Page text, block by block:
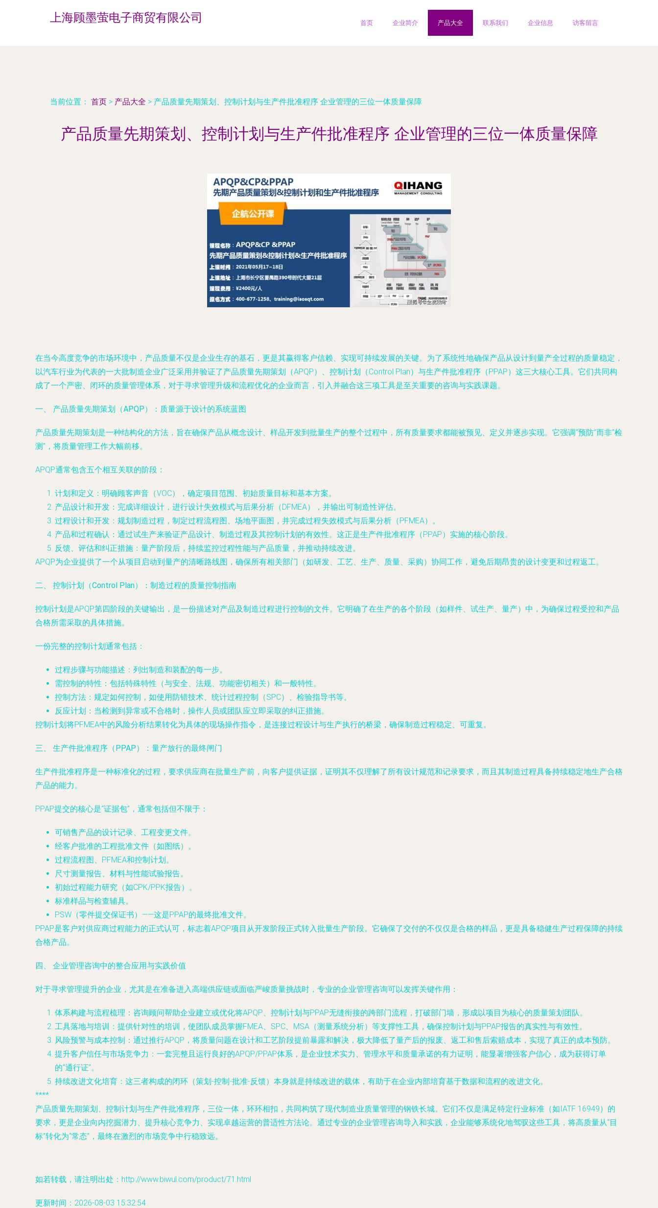
上海顾墨萤电子商贸有限公司 首页 企业简介 产品大全 联系我们 企业信息 访客留言
当前位置： 首页 > 产品大全 > 产品质量先期策划、控制计划与生产件批准程序 企业管理的三位一体质量保障
产品质量先期策划、控制计划与生产件批准程序 企业管理的三位一体质量保障
在当今高度竞争的市场环境中，产品质量不仅是企业生存的基石，更是其赢得客户信赖、实现可持续发展的关键。为了系统性地确保产品从设计到量产全过程的质量稳定，
以汽车行业为代表的一大批制造企业广泛采用并验证了产品质量先期策划（APQP）、控制计划（Control Plan）与生产件批准程序（PPAP）这三大核心工具。它们共同构
成了一个严密、闭环的质量管理体系，对于寻求管理升级和流程优化的企业而言，引入并融合这三项工具是至关重要的咨询与实践课题。
一、 产品质量先期策划（APQP）：质量源于设计的系统蓝图
产品质量先期策划是一种结构化的方法，旨在确保产品从概念设计、样品开发到批量生产的整个过程中，所有质量要求都能被预见、定义并逐步实现。它强调“预防”而非“检
测”，将质量管理工作大幅前移。
APQP通常包含五个相互关联的阶段：
计划和定义 ：明确顾客声音（VOC），确定项目范围、初始质量目标和基本方案。
产品设计和开发 ：完成详细设计，进行设计失效模式与后果分析（DFMEA），并输出可制造性评估。
过程设计和开发 ：规划制造过程，制定过程流程图、场地平面图，并完成过程失效模式与后果分析（PFMEA）。
产品和过程确认 ：通过试生产来验证产品设计、制造过程及其控制计划的有效性。这正是生产件批准程序（PPAP）实施的核心阶段。
反馈、评估和纠正措施 ：量产阶段后，持续监控过程性能与产品质量，并推动持续改进。
APQP为企业提供了一个从项目启动到量产的清晰路线图，确保所有相关部门（如研发、工艺、生产、质量、采购）协同工作，避免后期昂贵的设计变更和过程返工。
二、 控制计划（Control Plan）：制造过程的质量控制指南
控制计划是APQP第四阶段的关键输出，是一份描述对产品及制造过程进行控制的文件。它明确了在生产的各个阶段（如样件、试生产、量产）中，为确保过程受控和产品
合格所需采取的具体措施。
一份完整的控制计划通常包括：
过程步骤与功能描述 ：列出制造和装配的每一步。
需控制的特性 ：包括特殊特性（与安全、法规、功能密切相关）和一般特性。
控制方法 ：规定如何控制，如使用防错技术、统计过程控制（SPC）、检验指导书等。
反应计划 ：当检测到异常或不合格时，操作人员或团队应立即采取的纠正措施。
控制计划将PFMEA中的风险分析结果转化为具体的现场操作指令，是连接过程设计与生产执行的桥梁，确保制造过程稳定、可重复。
三、 生产件批准程序（PPAP）：量产放行的最终闸门
生产件批准程序是一种标准化的过程，要求供应商在批量生产前，向客户提供证据，证明其不仅理解了所有设计规范和记录要求，而且其制造过程具备持续稳定地生产合格
产品的能力。
PPAP提交的核心是“证据包”，通常包括但不限于：
可销售产品的设计记录、工程变更文件。
经客户批准的工程批准文件（如图纸）。
过程流程图、PFMEA和控制计划。
尺寸测量报告、材料与性能试验报告。
初始过程能力研究（如CPK/PPK报告）。
标准样品与检查辅具。
PSW（零件提交保证书）——这是PPAP的最终批准文件。
PPAP是客户对供应商过程能力的正式认可，标志着APQP项目从开发阶段正式转入批量生产阶段。它确保了交付的不仅仅是合格的样品，更是具备稳健生产过程保障的持续
合格产品。
四、 企业管理咨询中的整合应用与实践价值
对于寻求管理提升的企业，尤其是在准备进入高端供应链或面临严峻质量挑战时，专业的企业管理咨询可以发挥关键作用：
体系构建与流程梳理 ：咨询顾问帮助企业建立或优化将APQP、控制计划与PPAP无缝衔接的跨部门流程，打破部门墙，形成以项目为核心的质量策划团队。
工具落地与培训
：提供针对性的培训，使团队成员掌握FMEA、SPC、MSA（测量系统分析）等支撑性工具，确保控制计划与PPAP报告的真实性与有效性。
风险预警与成本控制 ：通过推行APQP，将质量问题在设计和工艺阶段提前暴露和解决，极大降低了量产后的报废、返工和售后索赔成本，实现了真正的成本预防。
提升客户信任与市场竞争力 ：一套完整且运行良好的APQP/PPAP体系，是企业技术实力、管理水平和质量承诺的有力证明，能显著增强客户信心，成为获得订单
的“通行证”。
持续改进文化培育 ：这三者构成的闭环（策划-控制-批准-反馈）本身就是持续改进的载体，有助于在企业内部培育基于数据和流程的改进文化。
****
产品质量先期策划、控制计划与生产件批准程序，三位一体，环环相扣，共同构筑了现代制造业质量管理的钢铁长城。它们不仅是满足特定行业标准（如IATF 16949）的
要求，更是企业向内挖掘潜力、提升核心竞争力、实现卓越运营的普适性方法论。通过专业的企业管理咨询导入和实践，企业能够系统化地驾驭这些工具，将高质量从“目
标”转化为“常态”，最终在激烈的市场竞争中行稳致远。
如若转载，请注明出处：http://www.biwul.com/product/71.html
更新时间：2026-08-03 15:32:54